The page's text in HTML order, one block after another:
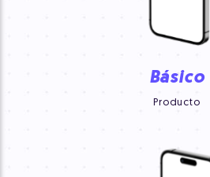
Básico
Producto